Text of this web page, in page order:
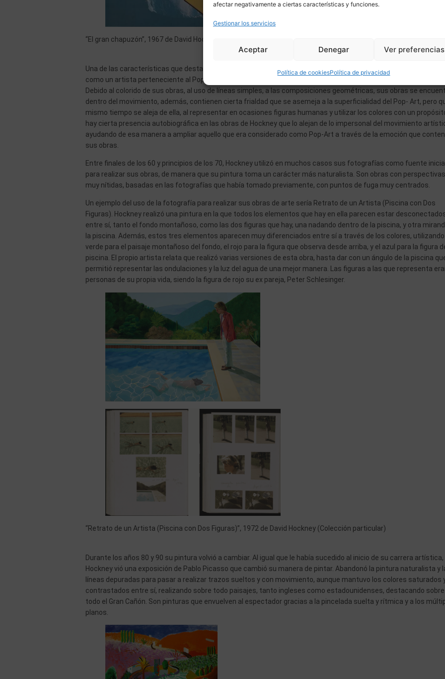
afectar negativamente a ciertas características y funciones.
Gestionar los servicios
Aceptar Denegar Ver preferencias
Política de cookiesPolítica de privacidad
“El gran chapuzón”, 1967 de David Hockney (Tate Modern de Londres).
Una de las características que destaca de la figura de Hockney es su animadversión por ser catalogado/
como un artista perteneciente al Pop. Sin embargo, fue un artista muy importante en el desarrollo del Pop-Art.
Debido al colorido de sus obras, al uso de líneas simples, a las composiciones geométricas, sus obras se
dentro del movimiento, además, contienen cierta frialdad que se asemeja a la superficialidad del Pop- Art, pero
mismo tiempo se aleja de ella, al representar en ocasiones figuras humanas y utilizar los colores con un
hay cierta presencia autobiográfica en las obras de Hockney que lo alejan de lo impersonal del movimiento
ayudando de esa manera a ampliar aquello que era considerado como Pop-Art a través de la emoción que
sus obras.
Entre finales de los 60 y principios de los 70, Hockney utilizó en muchos casos sus fotografías como fuente inicial
para realizar sus obras, de manera que su pintura toma un carácter más naturalista. Son obras con perspectivas
muy nítidas, basadas en las fotografías que había tomado previamente, con puntos de fuga muy centrados.
Un ejemplo del uso de la fotografía para realizar sus obras de arte sería Retrato de un Artista (Piscina con Dos
Figuras). Hockney realizó una pintura en la que todos los elementos que hay en ella parecen estar
entre sí, tanto el fondo montañoso, como las dos figuras que hay, una nadando dentro de la piscina, y otra
la piscina. Además, estos tres elementos aparecen muy diferenciados entre sí a través de los colores, utilizando
verde para el paisaje montañoso del fondo, el rojo para la figura que observa desde arriba, y el azul para la figura
piscina. El propio artista relata que realizó varias versiones de esta obra, hasta dar con un ángulo de la piscina
permitió representar las ondulaciones y la luz del agua de una mejor manera. Las figuras a las que representa
personas de su propia vida, siendo la figura de rojo su ex pareja, Peter Schlesinger.
“Retrato de un Artista (Piscina con Dos Figuras)”, 1972 de David Hockney (Colección particular)
Durante los años 80 y 90 su pintura volvió a cambiar. Al igual que le había sucedido al inicio de su carrera artística,
Hockney vió una exposición de Pablo Picasso que cambió su manera de pintar. Abandonó la pintura naturalista y
líneas depuradas para pasar a realizar trazos sueltos y con movimiento, aunque mantuvo los colores saturados
contrastados entre sí, realizando sobre todo paisajes, tanto ingleses como estadounidenses, destacando sobre
todo el Gran Cañón. Son pinturas que envuelven al espectador gracias a la pincelada suelta y rítmica y a los
planos.